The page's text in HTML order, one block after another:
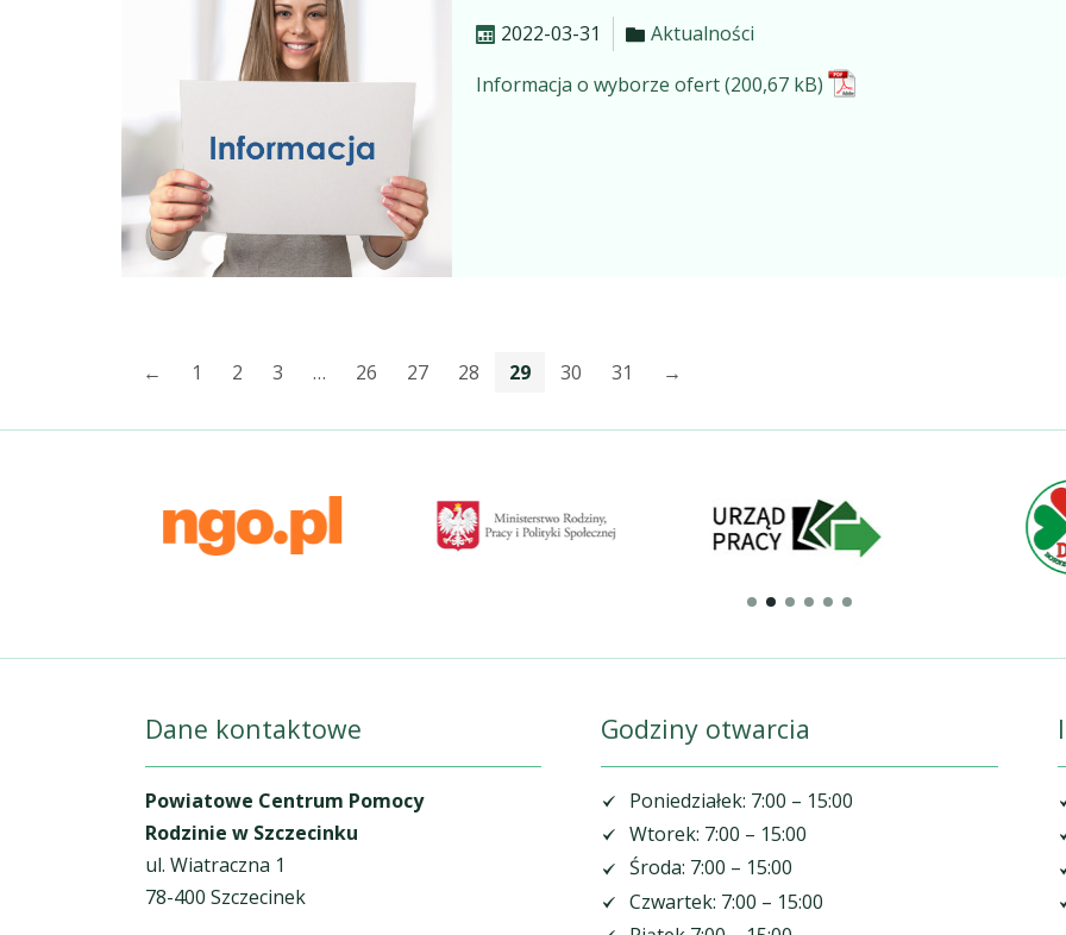
2022-03-31
Aktualności
Informacja o wyborze ofert
← 1 2 3 … 26 27 28 29 30 31 →
Dane kontaktowe
Powiatowe Centrum Pomocy
Rodzinie w Szczecinku
ul. Wiatraczna 1
78-400 Szczecinek
Godziny otwarcia
Poniedziałek: 7:00 – 15:00
Wtorek: 7:00 – 15:00
Środa: 7:00 – 15:00
Czwartek: 7:00 – 15:00